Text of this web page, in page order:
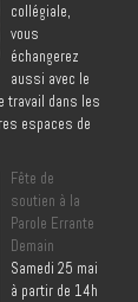
collégiale,
vous
échangerez
aussi avec le
travail dans les
espaces de
Fête de
soutien à la
Parole Errante
Demain
Samedi 25 mai
à partir de 14h